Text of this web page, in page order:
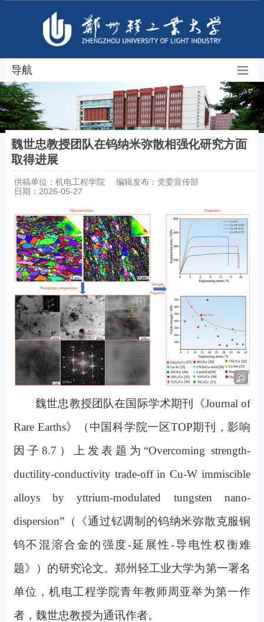
导航
魏世忠教授团队在钨纳米弥散相强化研究方面
取得进展
供稿单位：机电工程学院
编辑发布：党委宣传部
日期：2026-05-27
魏世忠教授团队在国际学术期刊 《Journal of
Rare Earths》 （中国科学院一区TOP期刊，影响
因子 8.7 ）上发表题为 “Overcoming strength-
ductility-conductivity trade-off in Cu-W immiscible
alloys by yttrium-modulated tungsten nano-
dispersion”（《通过钇调制的钨纳米弥散克服铜
钨不混溶合金的强度-延展性-导电性权衡难
题》）的研究论文。郑州轻工业大学为第一署名
单位，机电工程学院青年教师周亚举为第一作
者， 魏世忠教授为通讯作者。